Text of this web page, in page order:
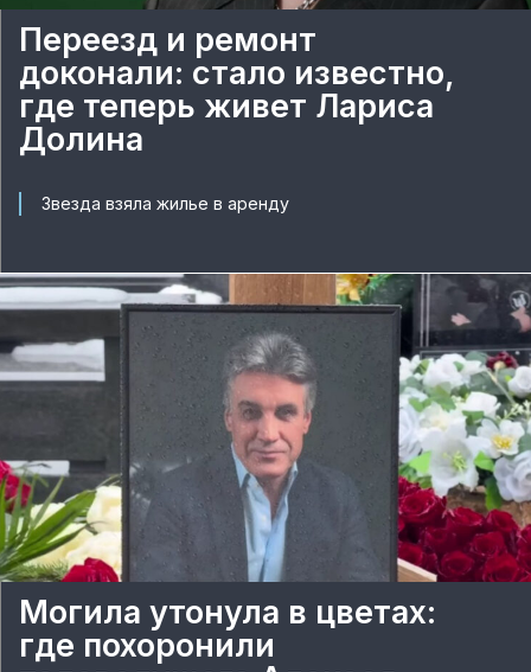
Переезд и ремонт
доконали: стало известно,
где теперь живет Лариса
Долина
Звезда взяла жилье в аренду
Могила утонула в цветах:
где похоронили